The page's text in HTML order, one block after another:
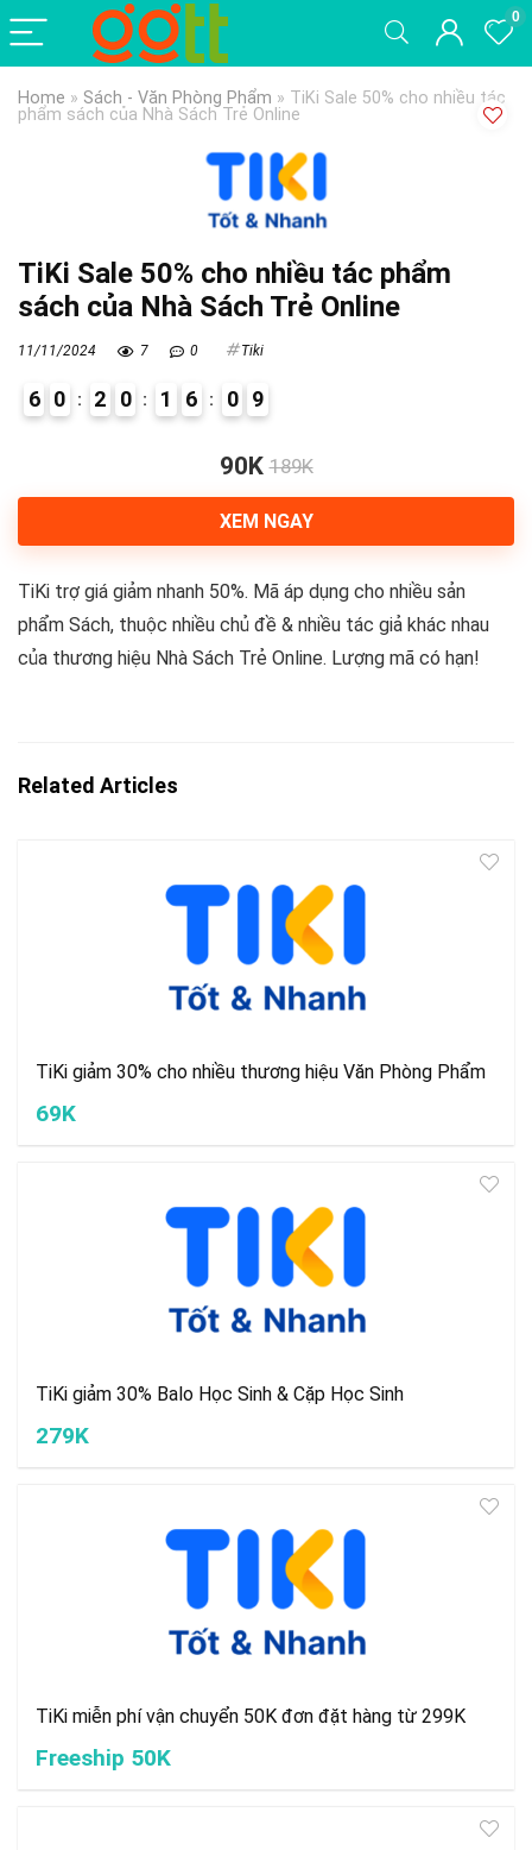
0
Home » Sách - Văn Phòng Phẩm » TiKi Sale 50% cho nhiều tác
phẩm sách của Nhà Sách Trẻ Online
TiKi Sale 50% cho nhiều tác phẩm
sách của Nhà Sách Trẻ Online
11/11/2024 7 0 Tiki
6 0 2 0 1 6 0 8
9
90K 189K
XEM NGAY
TiKi trợ giá giảm nhanh 50%. Mã áp dụng cho nhiều sản
phẩm Sách, thuộc nhiều chủ đề & nhiều tác giả khác nhau
của thương hiệu Nhà Sách Trẻ Online. Lượng mã có hạn!
Related Articles
TiKi giảm 30% cho nhiều thương hiệu Văn Phòng Phẩm
69K
TiKi giảm 30% Balo Học Sinh & Cặp Học Sinh
279K
TiKi miễn phí vận chuyển 50K đơn đặt hàng từ 299K
Freeship 50K